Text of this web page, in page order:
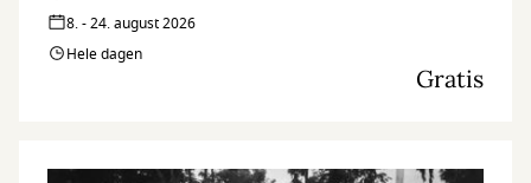
8. - 24. august 2026
Hele dagen
Gratis